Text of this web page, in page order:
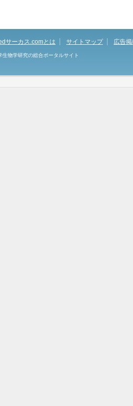
サーカス.comとは サイトマップ 広告
物学研究の総合ポータルサイト